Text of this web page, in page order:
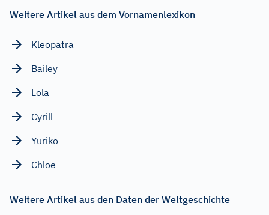
Weitere Artikel aus dem Vornamenlexikon
Kleopatra
Bailey
Lola
Cyrill
Yuriko
Chloe
Weitere Artikel aus den Daten der Weltgeschichte